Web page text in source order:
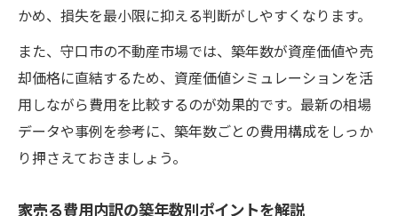
かめ、損失を最小限に抑える判断がしやすくなります。
また、守口市の不動産市場では、築年数が資産価値や売
却価格に直結するため、資産価値シミュレーションを活
用しながら費用を比較するのが効果的です。最新の相場
データや事例を参考に、築年数ごとの費用構成をしっか
り押さえておきましょう。
家売る費用内訳の築年数別ポイントを解説